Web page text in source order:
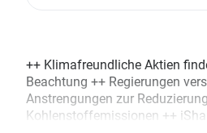
++ Klimafreundliche Aktien
Beachtung ++ Regierungen
Anstrengungen zur
Kohlenstoffemissionen ++